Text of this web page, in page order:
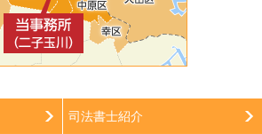
司法書士紹介